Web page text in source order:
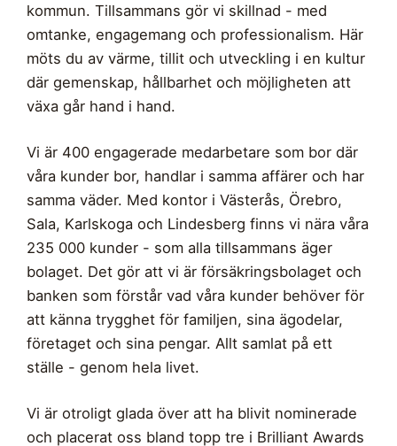
kommun. Tillsammans gör vi skillnad - med
omtanke, engagemang och professionalism. Här
möts du av värme, tillit och utveckling i en kultur
där gemenskap, hållbarhet och möjligheten att
växa går hand i hand.
Vi är 400 engagerade medarbetare som bor där
våra kunder bor, handlar i samma affärer och har
samma väder. Med kontor i Västerås, Örebro,
Sala, Karlskoga och Lindesberg finns vi nära våra
235 000 kunder - som alla tillsammans äger
bolaget. Det gör att vi är försäkringsbolaget och
banken som förstår vad våra kunder behöver för
att känna trygghet för familjen, sina ägodelar,
företaget och sina pengar. Allt samlat på ett
ställe - genom hela livet.
Vi är otroligt glada över att ha blivit nominerade
och placerat oss bland topp tre i Brilliant Awards